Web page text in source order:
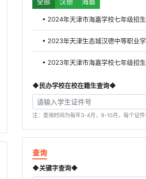
• 2024年天津市海嘉学校七年级招
• 2023年天津生态城汉德中等职业
• 2023年天津市海嘉学校七年级招
◆民办学校在校在籍生查询◆
注：查询时间为每年3-4月，9-10月，每个证
查询
◆关键字查询◆